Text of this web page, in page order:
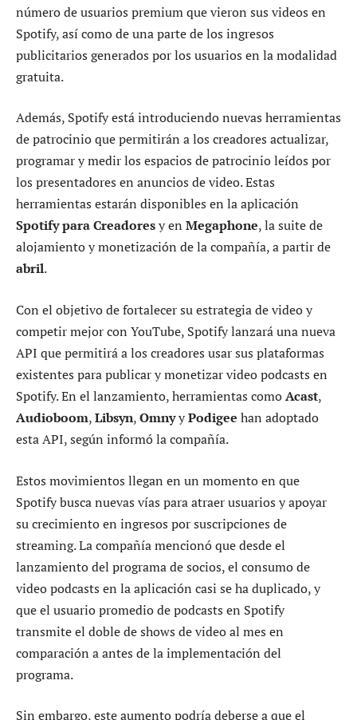
número de usuarios premium que vieron sus videos en
Spotify, así como de una parte de los ingresos
publicitarios generados por los usuarios en la modalidad
gratuita.
Además, Spotify está introduciendo nuevas herramientas
de patrocinio que permitirán a los creadores actualizar,
programar y medir los espacios de patrocinio leídos por
los presentadores en anuncios de video. Estas
herramientas estarán disponibles en la aplicación
Spotify para Creadoresy en Megaphone, la suite de
alojamiento y monetización de la compañía, a partir de
abril.
Con el objetivo de fortalecer su estrategia de video y
competir mejor con YouTube, Spotify lanzará una nueva
API que permitirá a los creadores usar sus plataformas
existentes para publicar y monetizar video podcasts en
Spotify. En el lanzamiento, herramientas comoAcast,
Audioboom,Libsyn,OmnyyPodigee han adoptado
esta API, según informó la compañía.
Estos movimientos llegan en un momento en que
Spotify busca nuevas vías para atraer usuarios y apoyar
su crecimiento en ingresos por suscripciones de
streaming. La compañía mencionó que desde el
lanzamiento del programa de socios, el consumo de
video podcasts en la aplicación casi se ha duplicado, y
que el usuario promedio de podcasts en Spotify
transmite el doble de shows de video al mes en
comparación a antes de la implementación del
programa.
Sin embargo, este aumento podría deberse a que el